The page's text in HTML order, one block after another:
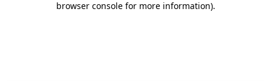
browser console for more information).